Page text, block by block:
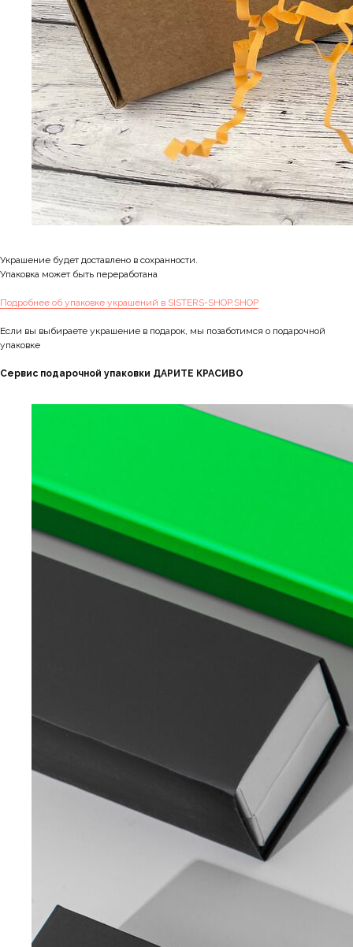
Украшение будет доставлено в сохранности.
Упаковка может быть переработана
Подробнее об упаковке украшений в SISTERS-SHOP.SHOP
Если вы выбираете украшение в подарок, мы позаботимся о подарочной
упаковке
Сервис подарочной упаковки ДАРИТЕ КРАСИВО